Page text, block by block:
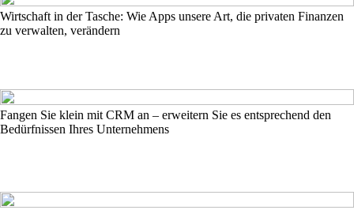
Wirtschaft in der Tasche: Wie Apps unsere Art, die privaten Finanzen
zu verwalten, verändern
Fangen Sie klein mit CRM an – erweitern Sie es entsprechend den
Bedürfnissen Ihres Unternehmens